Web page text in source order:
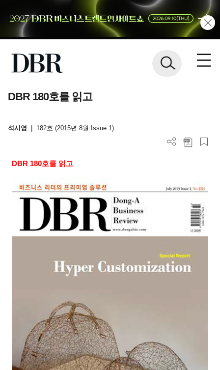
DBR 180호를 읽고
석시영 182호 (2015년 8월 Issue 1)
DBR 180호를 읽고